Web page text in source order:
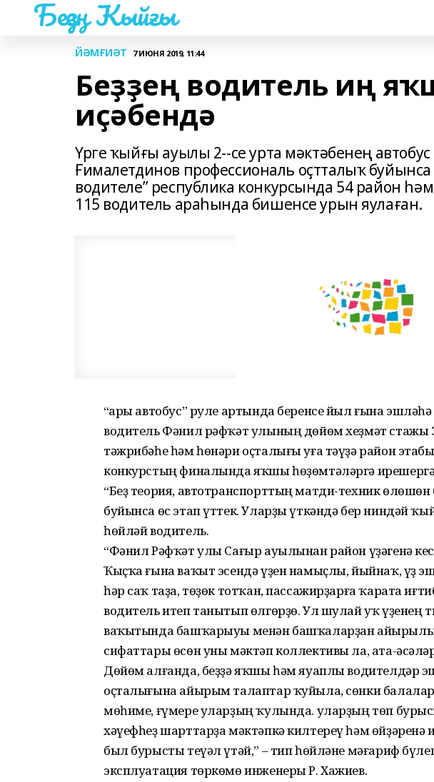
Беҙҙең Ҡыйғы
ЙӘМҒИӘТ 7 ИЮНЯ 2019, 11:44
Беҙҙең водитель иң
иҫәбендә
Үрге ҡыйғы ауылы 2--се урта мәктәбенең
Ғималетдинов профессиональ оҫтталыҡ
водителе” республика конкурсында 54 район
115 водитель араһында бишенсе урын яулаған.
“Һары автобус” руле артында беренсе йыл ғына
водитель Фәнил рәфҡәт улының дөйөм хеҙмәт
тәжрибәһе һәм һөнәри оҫталығы уға тәүҙә район
конкурстың финалында яҡшы һөҙөмтәләргә
“Беҙ теория, автотранспорттың матди-техник
буйынса өс этап үттек. Уларҙы үткәндә бер ниндәй
һөйләй водитель.
“Фәнил Рәфҡәт улы Сағыр ауылынан район үҙәгенә
Ҡыҫҡа ғына ваҡыт эсендә үҙен намыҫлы, йыйнаҡ, үҙ
һәр саҡ таҙа, төҙөк тотҡан, пассажирҙарға ҡарата
водитель итеп танытып өлгөрҙө. Ул шулай уҡ үҙенең
ваҡытында башҡарыуы менән башҡаларҙан
сифаттары өсөн уны мәктәп коллективы ла, ата-
Дөйөм алғанда, беҙҙә яҡшы һәм яуаплы водителдәр
оҫталығына айырым талаптар ҡуйыла, сөнки
мөһиме, ғүмере уларҙың ҡулында. уларҙың төп
хәүефһеҙ шарттарҙа мәктәпкә килтереү һәм
был бурысты теүәл үтәй,” – тип һөйләне мәғариф
эксплуатация төркөмө инженеры Р. Хажиев.